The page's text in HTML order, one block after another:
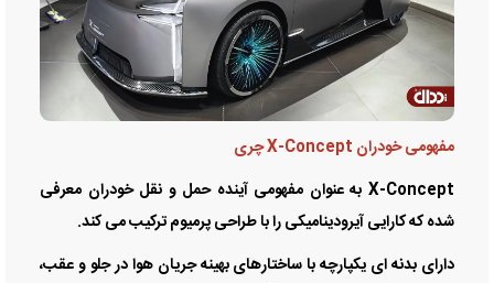
مفهومی خودران X-Concept چری
X-Concept به عنوان مفهومی آینده حمل و نقل خودران معرفی
شده که کارایی آیرودینامیکی را با طراحی پرمیوم ترکیب می کند.
دارای بدنه ای یکپارچه با ساختارهای بهینه جریان هوا در جلو و عقب،